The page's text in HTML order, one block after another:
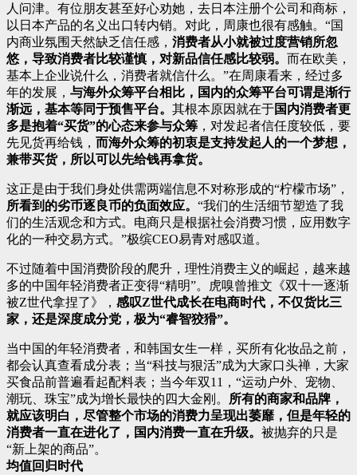
人问津。有位朋友甚至好心劝她，去日本注册个公司和商标，
以日本产品的名义出口转内销。对此，周康也很有感触。“国
内商业氛围天然缺乏信任感， 消费者从小就被过度营销所忽
悠，导致消费者比较谨慎，对新品信任感比较弱。 而在欧美，
基本上企业说什么，消费者就信什么。”在周康看来，经过多
年的发展， 与海外众筹平台相比，国内的众筹平台可谓是渐行
渐远，基本等同于预售平台。 其根本原因就在于国内消费者更
多是抱着“买货”的心态来参与众筹 ，对发起者信任度较低，要
先见货再给钱， 而海外众筹的初衷是支持发起人的一个梦想，
兼带买货，所以可以先给钱再拿货。
这正是由于我们身处供需两端信息不对称形成的“柠檬市场”，
所看到的劣币逐良币的负面效应。 “我们的生活细节塑造了我
们的生活观念和方式。电商只是根据社会消费习惯，应用数字
化的一种交易方式。”极缤CEO易青对感叹道。
不过随着中国消费阶段的爬升，理性消费主义的崛起，越来越
多的中国年轻消费者正变得“精明”。虎嗅曾推文《双十一逐渐
被Z世代拿捏了》， 感叹Z世代成长在电商时代，不仅货比三
家，还是深度成分党，极为“睿智狡猾”。
当中国的年轻消费者，和韩国女生一样，买所有化妆品之前，
都会认真查看成分表；当“科技与狠活”成为大家口头禅，大家
买食品前普遍看起配料表；当今年双11，“运动户外、宠物、
潮玩、珠宝”成为增长最快的四大金刚。 所有的商家和品牌，
就应该明白，尽管整个市场的消费力呈现出萎靡，但是年轻的
消费者一直在进化了，国内消费一直在升级。 被抛弃的只是
“新上架的商品”。
均值回归时代